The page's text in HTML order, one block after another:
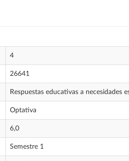
4
26641
Respuestas educativas a necesidades
Optativa
6,0
Semestre 1